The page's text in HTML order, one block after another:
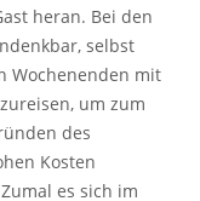
heran. Bei den
selbst
Wochenenden mit
um zum
des
Kosten
es sich im